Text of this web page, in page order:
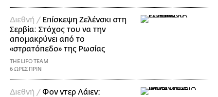
Διεθνή / Επίσκεψη Ζελένσκι στη
Σερβία: Στόχος του να την
απομακρύνει από το
«στρατόπεδο» της Ρωσίας
THE LIFO TEAM
6 ΩΡΕΣ ΠΡΙΝ
Διεθνή /Φον ντερ Λάιεν: